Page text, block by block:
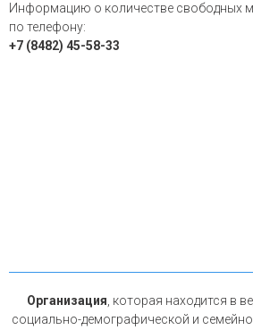
Информацию о количестве свободных
по телефону:
+7 (8482) 45-58-33
Организация, которая находится в
социально-демографической и